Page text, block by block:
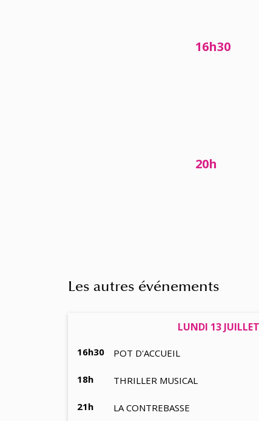
16h30
20h
Les autres événements
LUNDI 13
16h30 POT D'ACCUEIL
18h THRILLER MUSICAL
21h LA CONTREBASSE